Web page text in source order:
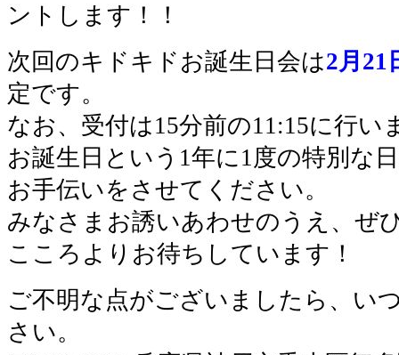
ントします！！
次回のキドキドお誕生日会は2月21
定です。
なお、受付は15分前の11:15に行い
お誕生日という1年に1度の特別な
お手伝いをさせてください。
みなさまお誘いあわせのうえ、ぜ
こころよりお待ちしています！
ご不明な点がございましたら、い
さい。